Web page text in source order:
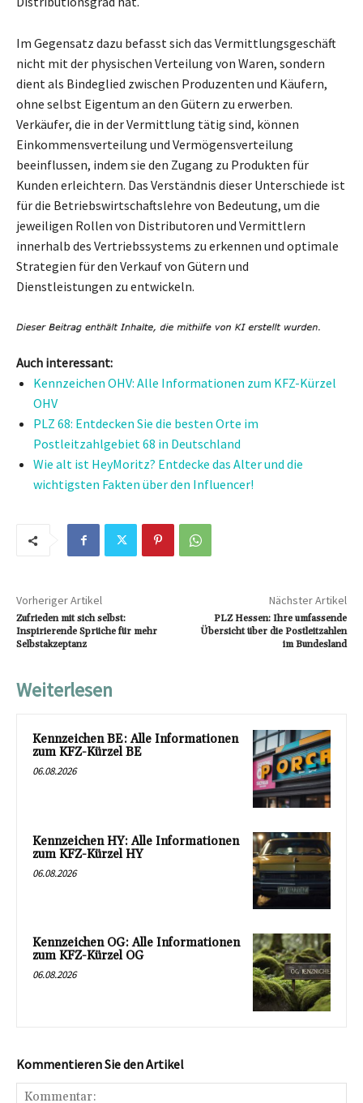
Im Gegensatz dazu befasst sich das Vermittlungsgeschäft
nicht mit der physischen Verteilung von Waren, sondern
dient als Bindeglied zwischen Produzenten und Käufern,
ohne selbst Eigentum an den Gütern zu erwerben.
Verkäufer, die in der Vermittlung tätig sind, können
Einkommensverteilung und Vermögensverteilung
beeinflussen, indem sie den Zugang zu Produkten für
Kunden erleichtern. Das Verständnis dieser Unterschiede ist
für die Betriebswirtschaftslehre von Bedeutung, um die
jeweiligen Rollen von Distributoren und Vermittlern
innerhalb des Vertriebssystems zu erkennen und optimale
Strategien für den Verkauf von Gütern und
Dienstleistungen zu entwickeln.
Auch interessant:
Kennzeichen OHV: Alle Informationen zum KFZ-Kürzel
OHV
PLZ 68: Entdecken Sie die besten Orte im
Postleitzahlgebiet 68 in Deutschland
Wie alt ist HeyMoritz? Entdecke das Alter und die
wichtigsten Fakten über den Influencer!
Vorheriger Artikel
Zufrieden mit sich selbst:
Inspirierende Sprüche für mehr
Selbstakzeptanz
Nächster Artikel
PLZ Hessen: Ihre umfassende
Übersicht über die Postleitzahlen
im Bundesland
Weiterlesen
Kennzeichen BE: Alle Informationen
zum KFZ-Kürzel BE
06.08.2026
Kennzeichen HY: Alle Informationen
zum KFZ-Kürzel HY
06.08.2026
Kennzeichen OG: Alle Informationen
zum KFZ-Kürzel OG
06.08.2026
Kommentieren Sie den Artikel